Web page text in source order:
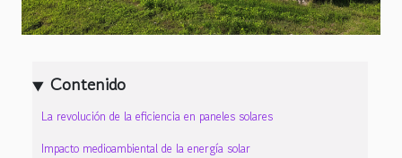
Contenido
La revolución de la eficiencia en paneles solares
Impacto medioambiental de la energía solar